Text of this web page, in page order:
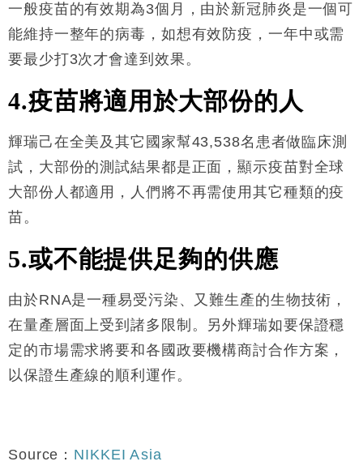
一般疫苗的有效期為3個月，由於新冠肺炎是一個可
能維持一整年的病毒，如想有效防疫，一年中或需
要最少打3次才會達到效果。
4.疫苗將適用於大部份的人
輝瑞己在全美及其它國家幫43,538名患者做臨床測
試，大部份的測試結果都是正面，顯示疫苗對全球
大部份人都適用，人們將不再需使用其它種類的疫
苗。
5.或不能提供足夠的供應
由於RNA是一種易受污染、又難生產的生物技術，
在量產層面上受到諸多限制。另外輝瑞如要保證穩
定的市場需求將要和各國政要機構商討合作方案，
以保證生產線的順利運作。
Source： NIKKEI Asia